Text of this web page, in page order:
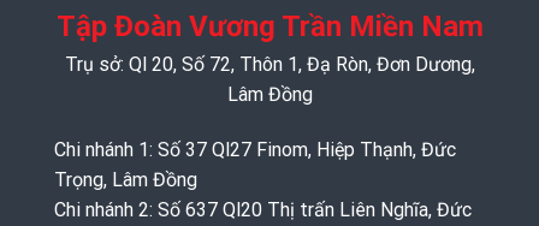
Tập Đoàn Vương Trần Miền Nam
Trụ sở: Ql 20, Số 72, Thôn 1, Đạ Ròn, Đơn Dương,
Lâm Đồng
Chi nhánh 1: Số 37 Ql27 Finom, Hiệp Thạnh, Đức
Trọng, Lâm Đồng
Chi nhánh 2: Số 637 Ql20 Thị trấn Liên Nghĩa, Đức